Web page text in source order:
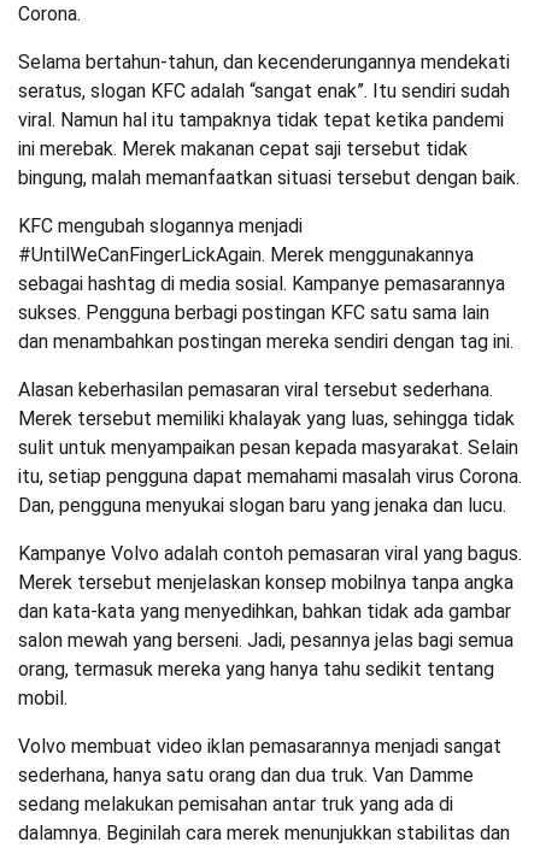
Corona.
Selama bertahun-tahun, dan kecenderungannya mendekati
seratus, slogan KFC adalah “sangat enak”. Itu sendiri sudah
viral. Namun hal itu tampaknya tidak tepat ketika pandemi
ini merebak. Merek makanan cepat saji tersebut tidak
bingung, malah memanfaatkan situasi tersebut dengan baik.
KFC mengubah slogannya menjadi
#UntilWeCanFingerLickAgain. Merek menggunakannya
sebagai hashtag di media sosial. Kampanye pemasarannya
sukses. Pengguna berbagi postingan KFC satu sama lain
dan menambahkan postingan mereka sendiri dengan tag ini.
Alasan keberhasilan pemasaran viral tersebut sederhana.
Merek tersebut memiliki khalayak yang luas, sehingga tidak
sulit untuk menyampaikan pesan kepada masyarakat. Selain
itu, setiap pengguna dapat memahami masalah virus Corona.
Dan, pengguna menyukai slogan baru yang jenaka dan lucu.
Kampanye Volvo adalah contoh pemasaran viral yang bagus.
Merek tersebut menjelaskan konsep mobilnya tanpa angka
dan kata-kata yang menyedihkan, bahkan tidak ada gambar
salon mewah yang berseni. Jadi, pesannya jelas bagi semua
orang, termasuk mereka yang hanya tahu sedikit tentang
mobil.
Volvo membuat video iklan pemasarannya menjadi sangat
sederhana, hanya satu orang dan dua truk. Van Damme
sedang melakukan pemisahan antar truk yang ada di
dalamnya. Beginilah cara merek menunjukkan stabilitas dan